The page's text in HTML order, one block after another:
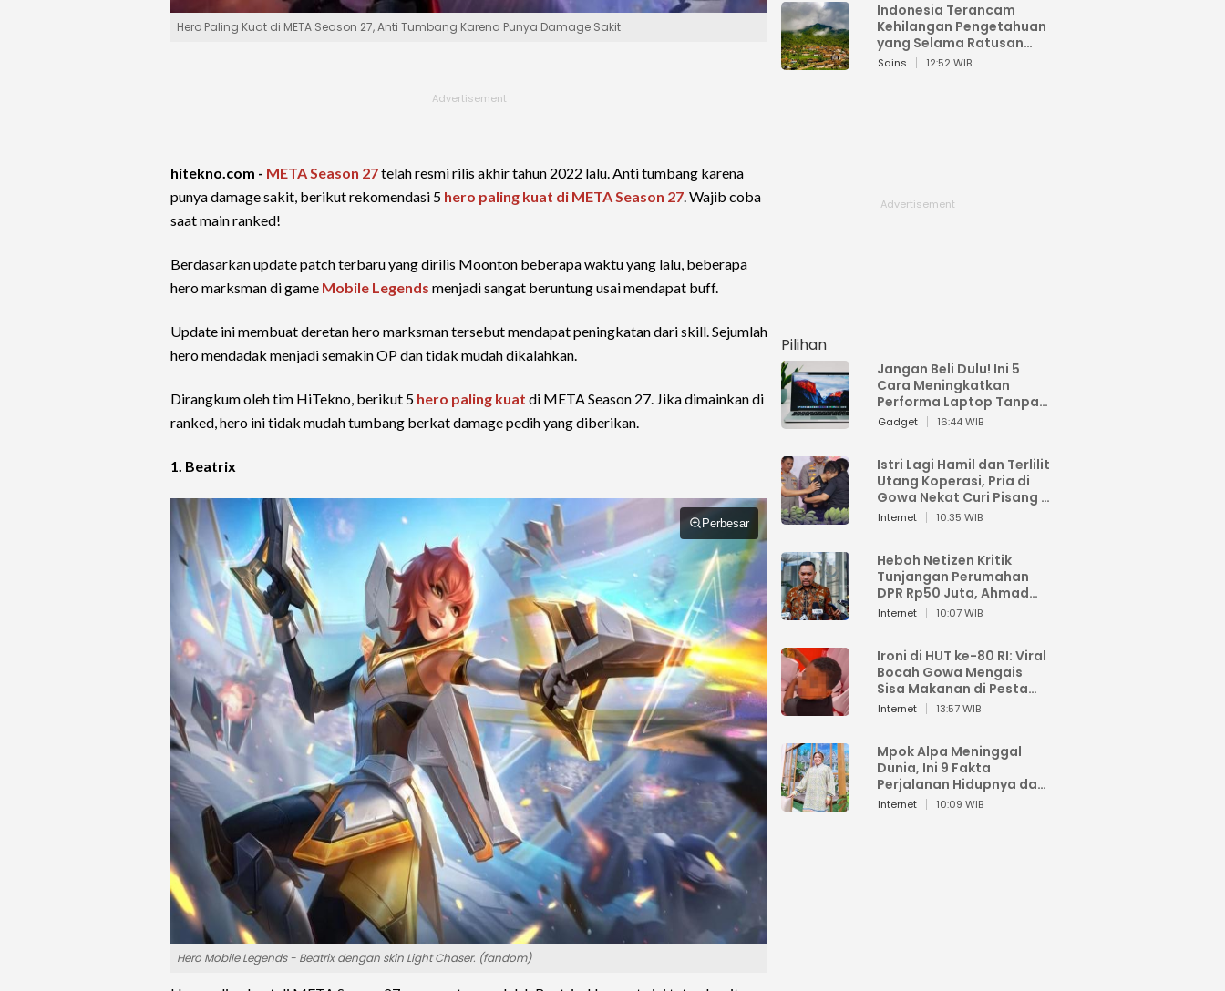
Hero Paling Kuat di META Season 27, Anti Tumbang Karena Punya Damage Sakit
hitekno.com - META Season 27telah resmi rilis akhir tahun 2022 lalu. Anti tumbang karena
punya damage sakit, berikut rekomendasi 5 hero paling kuat di META Season 27. Wajib coba
saat main ranked!
Berdasarkan update patch terbaru yang dirilis Moonton beberapa waktu yang lalu, beberapa
hero marksman di game Mobile Legends menjadi sangat beruntung usai mendapat buff.
Update ini membuat deretan hero marksman tersebut mendapat peningkatan dari skill. Sejumlah
hero mendadak menjadi semakin OP dan tidak mudah dikalahkan.
Dirangkum oleh tim HiTekno, berikut 5 hero paling kuat di META Season 27. Jika dimainkan di
ranked, hero ini tidak mudah tumbang berkat damage pedih yang diberikan.
1. Beatrix
Perbesar
Hero Mobile Legends - Beatrix dengan skin Light Chaser. (fandom)
Indonesia Terancam
Kehilangan Pengetahuan
yang Selama Ratusan
Tahun Menjaga Alam
Sains 12:52 WIB
Pilihan
Jangan Beli Dulu! Ini 5
Cara Meningkatkan
Performa Laptop Tanpa
Harus Beli Baru
Gadget 16:44 WIB
Istri Lagi Hamil dan Terlilit
Utang Koperasi, Pria di
Gowa Nekat Curi Pisang 4
Tandan Milik Tetangga,
Internet 10:35 WIB
Heboh Netizen Kritik
Tunjangan Perumahan
DPR Rp50 Juta, Ahmad
Sahroni: Enggak Senang
Internet 10:07 WIB
Ironi di HUT ke-80 RI: Viral
Bocah Gowa Mengais
Sisa Makanan di Pesta
Kemerdekaan
Internet 13:57 WIB
Mpok Alpa Meninggal
Dunia, Ini 9 Fakta
Perjalanan Hidupnya dari
Viral hingga Puncak
Internet 10:09 WIB